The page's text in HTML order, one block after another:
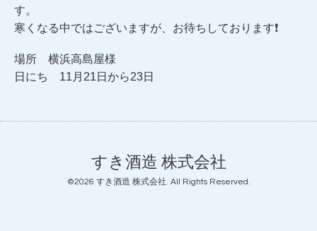
す。
寒くなる中ではございますが、お待ちしております❗️
場所 横浜高島屋様
日にち 11月21日から23日
すき酒造 株式会社
©2026 すき酒造 株式会社. All Rights Reserved.